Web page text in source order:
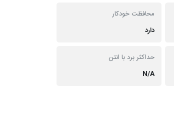
محافظت خودکار
دارد
حداکثر برد با انتن
N/A